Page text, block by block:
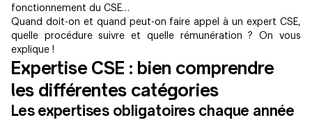
fonctionnement du CSE…
Quand doit-on et quand peut-on faire appel à un expert CSE,
quelle procédure suivre et quelle rémunération ? On vous
explique !
Expertise CSE : bien comprendre
les différentes catégories
Les expertises obligatoires chaque année